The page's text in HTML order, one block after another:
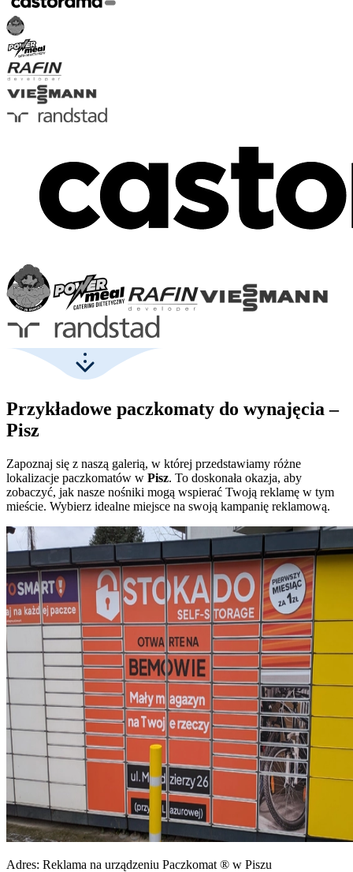
Przykładowe paczkomaty do wynajęcia –
Pisz
Zapoznaj się z naszą galerią, w której przedstawiamy różne
lokalizacje paczkomatów w Pisz. To doskonała okazja, aby
zobaczyć, jak nasze nośniki mogą wspierać Twoją reklamę w tym
mieście. Wybierz idealne miejsce na swoją kampanię reklamową.
Adres: Reklama na urządzeniu Paczkomat ® w Piszu